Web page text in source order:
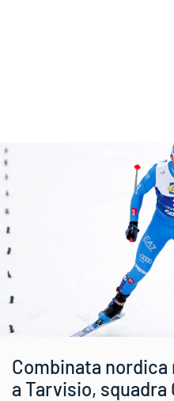
Combinata
a Tarvisio, squadra